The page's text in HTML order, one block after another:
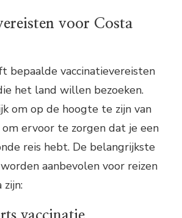
voor Costa
bepaalde vaccinatievereisten
het land willen bezoeken.
om op de hoogte te zijn van
ervoor te zorgen dat je een
reis hebt. De belangrijkste
aanbevolen voor reizen
zijn: